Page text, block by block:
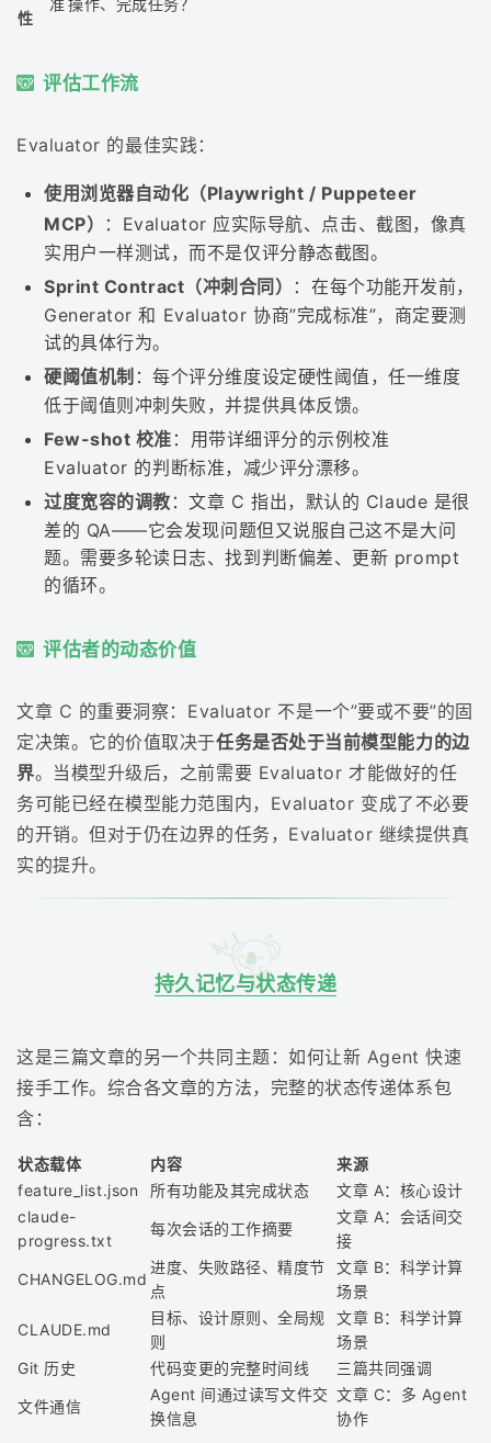
性
评估工作流
Evaluator 的最佳实践：
使用浏览器自动化（Playwright / Puppeteer
MCP）
：Evaluator 应实际导航、点击、截图，像真
实用户一样测试，而不是仅评分静态截图。
Sprint Contract（冲刺合同）
：在每个功能开发前，
Generator 和 Evaluator 协商”完成标准”，商定要测
试的具体行为。
硬阈值机制 ：每个评分维度设定硬性阈值，任一维度
低于阈值则冲刺失败，并提供具体反馈。
Few-shot 校准 ：用带详细评分的示例校准
Evaluator 的判断标准，减少评分漂移。
过度宽容的调教 ：文章 C 指出，默认的 Claude 是很
差的 QA——它会发现问题但又说服自己这不是大问
题。需要多轮读日志、找到判断偏差、更新 prompt
的循环。
评估者的动态价值
文章 C 的重要洞察：Evaluator 不是一个”要或不要”的固
定决策。它的价值取决于任务是否处于当前模型能力的边
界。当模型升级后，之前需要 Evaluator 才能做好的任
务可能已经在模型能力范围内，Evaluator 变成了不必要
的开销。但对于仍在边界的任务，Evaluator 继续提供真
实的提升。
持久记忆与状态传递
这是三篇文章的另一个共同主题：如何让新 Agent 快速
接手工作。综合各文章的方法，完整的状态传递体系包
含：
状态载体 内容
来源
feature_list.json
所有功能及其完成状态
文章 A：核心设计
claude-
progress.txt
每次会话的工作摘要
文章 A：会话间交
接
CHANGELOG.md
进度、失败路径、精度节
点
文章 B：科学计算
场景
CLAUDE.md
目标、设计原则、全局规
则
文章 B：科学计算
场景
Git 历史
代码变更的完整时间线 三篇共同强调
文件通信
Agent 间通过读写文件交
换信息
文章 C：多 Agent
协作